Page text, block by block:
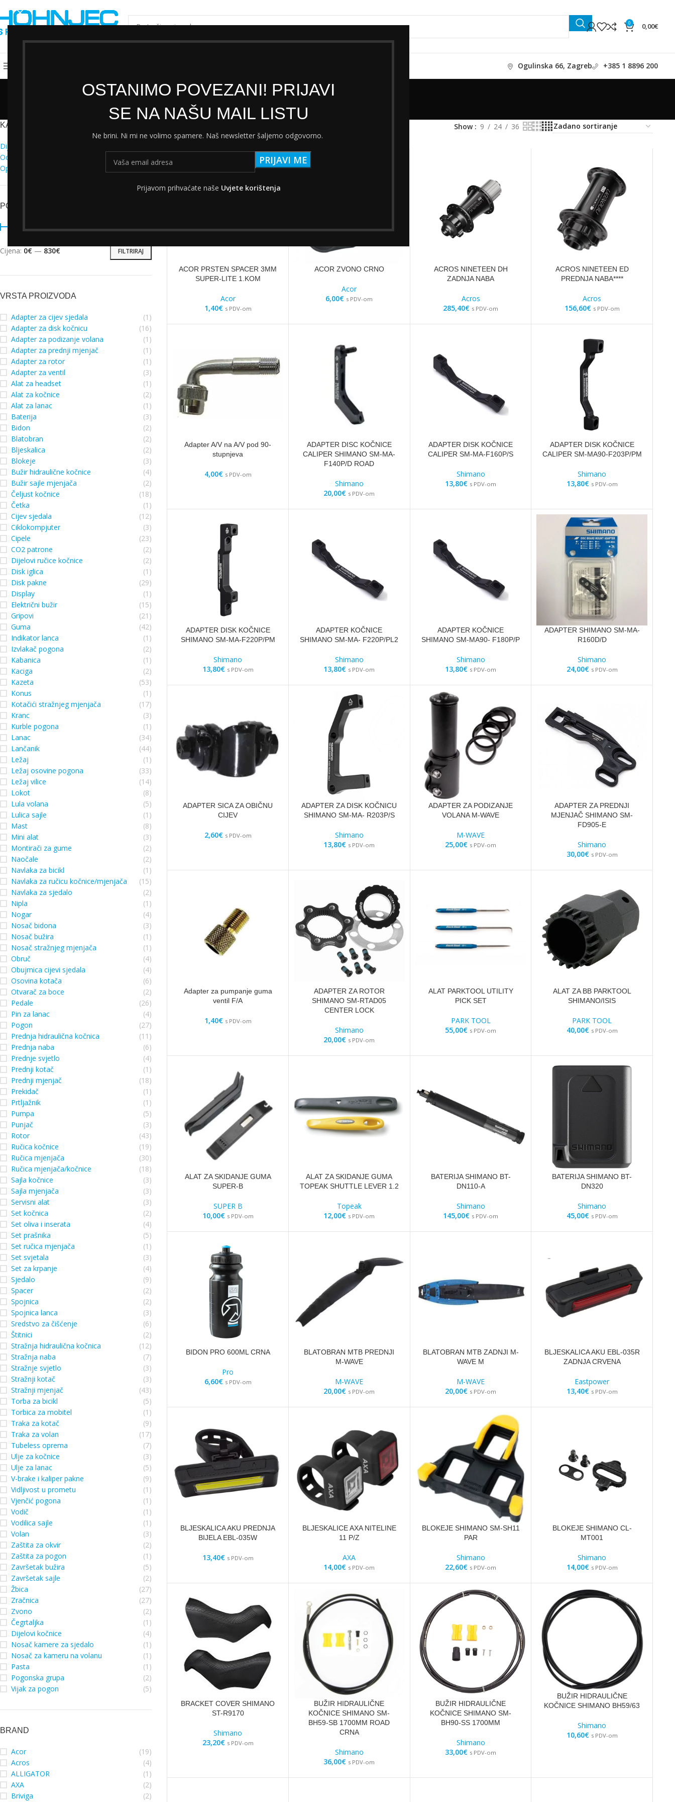
OSTANIMO POVEZANI! PRIJAVI
SE NA NAŠU MAIL LISTU
Ne brini. Ni mi ne volimo spamere. Naš newsletter šaljemo odgovorno.
Prijavom prihvaćate naše Uvjete korištenja
ODABERI KATEGORIJU
0 0,00€
Ogulinska 66, Zagreb +385 1 8896 200
Trgovina
KATEGORIJE
Dijelovi
Odjeća
Oprema
PO CIJENI
FILTRIRAJ
Cijena: 0€ — 830€
VRSTA PROIZVODA
Adapter za cijev sjedala
(1)
Adapter za disk kočnicu
(16)
Adapter za podizanje volana
(1)
Adapter za prednji mjenjač
(1)
Adapter za rotor
(1)
Adapter za ventil
(3)
Alat za headset
(1)
Alat za kočnice
(2)
Alat za lanac
(1)
Baterija
(3)
Bidon
(2)
Blatobran
(2)
Bljeskalica
(2)
Blokeje
(3)
Bužir hidraulične kočnice
(4)
Bužir sajle mjenjača
(2)
Čeljust kočnice
(18)
Četka
(1)
Cijev sjedala
(12)
Ciklokompjuter
(3)
Cipele
(23)
CO2 patrone
(2)
Dijelovi ručice kočnice
(2)
Disk iglica
(1)
Disk pakne
(29)
Display
(1)
Električni bužir
(15)
Gripovi
(21)
Guma
(42)
Indikator lanca
(1)
Izvlakač pogona
(2)
Kabanica
(1)
Kaciga
(2)
Kazeta
(53)
Konus
(1)
Kotačići stražnjeg mjenjača
(17)
Kranc
(3)
Kurble pogona
(1)
Lanac
(34)
Lančanik
(44)
Ležaj
(1)
Ležaj osovine pogona
(33)
Ležaj vilice
(14)
Lokot
(8)
Lula volana
(5)
Lulica sajle
(1)
Mast
(8)
Mini alat
(3)
Montirači za gume
(2)
Naočale
(2)
Navlaka za bicikl
(1)
Navlaka za ručicu kočnice/mjenjača
(15)
Navlaka za sjedalo
(2)
Nipla
(1)
Nogar
(4)
Nosač bidona
(3)
Nosač bužira
(1)
Nosač stražnjeg mjenjača
(1)
Obruč
(4)
Obujmica cijevi sjedala
(4)
Osovina kotača
(6)
Otvarač za boce
(2)
Pedale
(26)
Pin za lanac
(4)
Pogon
(27)
Prednja hidraulična kočnica
(11)
Prednja naba
(6)
Prednje svjetlo
(4)
Prednji kotač
(1)
Prednji mjenjač
(18)
Prekidač
(1)
Prtljažnik
(1)
Pumpa
(5)
Punjač
(3)
Rotor
(43)
Ručica kočnice
(19)
Ručica mjenjača
(30)
Ručica mjenjača/kočnice
(18)
Sajla kočnice
(3)
Sajla mjenjača
(3)
Servisni alat
(3)
Set kočnica
(2)
Set oliva i inserata
(4)
Set prašnika
(5)
Set ručica mjenjača
(1)
Set svjetala
(3)
Set za krpanje
(4)
Sjedalo
(9)
Spacer
(2)
Spojnica
(2)
Spojnica lanca
(3)
Sredstvo za čišćenje
(6)
Štitnici
(2)
Stražnja hidraulična kočnica
(12)
Stražnja naba
(7)
Stražnje svjetlo
(3)
Stražnji kotač
(3)
Stražnji mjenjač
(43)
Torba za bicikl
(5)
Torbica za mobitel
(1)
Traka za kotač
(9)
Traka za volan
(17)
Tubeless oprema
(7)
Ulje za kočnice
(3)
Ulje za lanac
(5)
V-brake i kaliper pakne
(9)
Vidljivost u prometu
(1)
Vjenčić pogona
(1)
Vodič
(1)
Vodilica sajle
(1)
Volan
(3)
Zaštita za okvir
(2)
Zaštita za pogon
(1)
Završetak bužira
(5)
Završetak sajle
(2)
Žbica
(27)
Zračnica
(27)
Zvono
(2)
Čegrtaljka
(1)
Dijelovi kočnice
(4)
Nosač kamere za sjedalo
(1)
Nosač za kameru na volanu
(1)
Pasta
(1)
Pogonska grupa
(2)
Vijak za pogon
(5)
BRAND
Acor
(19)
Acros
(4)
ALLIGATOR
(1)
AXA
(2)
Briviga
(2)
Show 9 24 36
ACOR PRSTEN SPACER 3MM
SUPER-LITE 1.KOM
Acor
1,40€ s PDV-om
ACOR ZVONO CRNO
Acor
6,00€ s PDV-om
ACROS NINETEEN DH
ZADNJA NABA
Acros
285,40€ s PDV-om
ACROS NINETEEN ED
PREDNJA NABA****
Acros
156,60€ s PDV-om
Adapter A/V na A/V pod 90-
stupnjeva
4,00€ s PDV-om
ADAPTER DISC KOČNICE
CALIPER SHIMANO SM-MA-
F140P/D ROAD
Shimano
20,00€ s PDV-om
ADAPTER DISK KOČNICE
CALIPER SM-MA-F160P/S
Shimano
13,80€ s PDV-om
ADAPTER DISK KOČNICE
CALIPER SM-MA90-F203P/PM
Shimano
13,80€ s PDV-om
ADAPTER DISK KOČNICE
SHIMANO SM-MA-F220P/PM
Shimano
13,80€ s PDV-om
ADAPTER KOČNICE
SHIMANO SM-MA- F220P/PL2
Shimano
13,80€ s PDV-om
ADAPTER KOČNICE
SHIMANO SM-MA90- F180P/P
Shimano
13,80€ s PDV-om
ADAPTER SHIMANO SM-MA-
R160D/D
Shimano
24,00€ s PDV-om
ADAPTER SICA ZA OBIČNU
CIJEV
2,60€ s PDV-om
ADAPTER ZA DISK KOČNICU
SHIMANO SM-MA- R203P/S
Shimano
13,80€ s PDV-om
ADAPTER ZA PODIZANJE
VOLANA M-WAVE
M-WAVE
25,00€ s PDV-om
ADAPTER ZA PREDNJI
MJENJAČ SHIMANO SM-
FD905-E
Shimano
30,00€ s PDV-om
Adapter za pumpanje guma
ventil F/A
1,40€ s PDV-om
ADAPTER ZA ROTOR
SHIMANO SM-RTAD05
CENTER LOCK
Shimano
20,00€ s PDV-om
ALAT PARKTOOL UTILITY
PICK SET
PARK TOOL
55,00€ s PDV-om
ALAT ZA BB PARKTOOL
SHIMANO/ISIS
PARK TOOL
40,00€ s PDV-om
ALAT ZA SKIDANJE GUMA
SUPER-B
SUPER B
10,00€ s PDV-om
ALAT ZA SKIDANJE GUMA
TOPEAK SHUTTLE LEVER 1.2
Topeak
12,00€ s PDV-om
BATERIJA SHIMANO BT-
DN110-A
Shimano
145,00€ s PDV-om
BATERIJA SHIMANO BT-
DN320
Shimano
45,00€ s PDV-om
BIDON PRO 600ML CRNA
Pro
6,60€ s PDV-om
BLATOBRAN MTB PREDNJI
M-WAVE
M-WAVE
20,00€ s PDV-om
BLATOBRAN MTB ZADNJI M-
WAVE M
M-WAVE
20,00€ s PDV-om
BLJESKALICA AKU EBL-035R
ZADNJA CRVENA
Eastpower
13,40€ s PDV-om
BLJESKALICA AKU PREDNJA
BIJELA EBL-035W
13,40€ s PDV-om
BLJESKALICE AXA NITELINE
11 P/Z
AXA
14,00€ s PDV-om
BLOKEJE SHIMANO SM-SH11
PAR
Shimano
22,60€ s PDV-om
BLOKEJE SHIMANO CL-
MT001
Shimano
14,00€ s PDV-om
BRACKET COVER SHIMANO
ST-R9170
Shimano
23,20€ s PDV-om
BUŽIR HIDRAULIČNE
KOČNICE SHIMANO SM-
BH59-SB 1700MM ROAD
CRNA
Shimano
36,00€ s PDV-om
BUŽIR HIDRAULIČNE
KOČNICE SHIMANO SM-
BH90-SS 1700MM
Shimano
33,00€ s PDV-om
BUŽIR HIDRAULIČNE
KOČNICE SHIMANO BH59/63
Shimano
10,60€ s PDV-om